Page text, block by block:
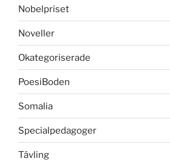
Nobelpriset
Noveller
Okategoriserade
PoesiBoden
Somalia
Specialpedagoger
Tävling